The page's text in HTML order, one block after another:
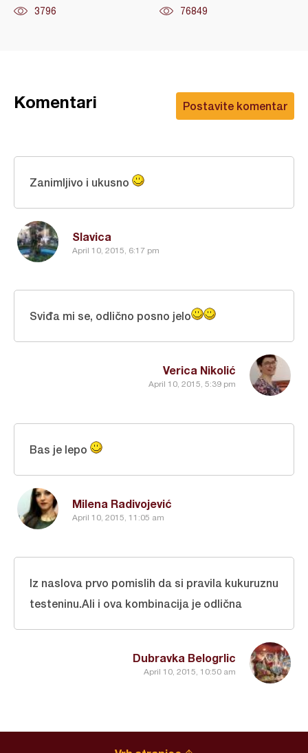
3796 76849
Postavite komentar
Komentari
Slavica
April 10, 2015, 6:17 pm
Zanimljivo i ukusno
Verica Nikolić
April 10, 2015, 5:39 pm
Sviđa mi se, odlično posno jelo
Milena Radivojević
April 10, 2015, 11:05 am
Bas je lepo
Dubravka Belogrlic
April 10, 2015, 10:50 am
Iz naslova prvo pomislih da si pravila kukuruznu
testeninu.Ali i ova kombinacija je odlična